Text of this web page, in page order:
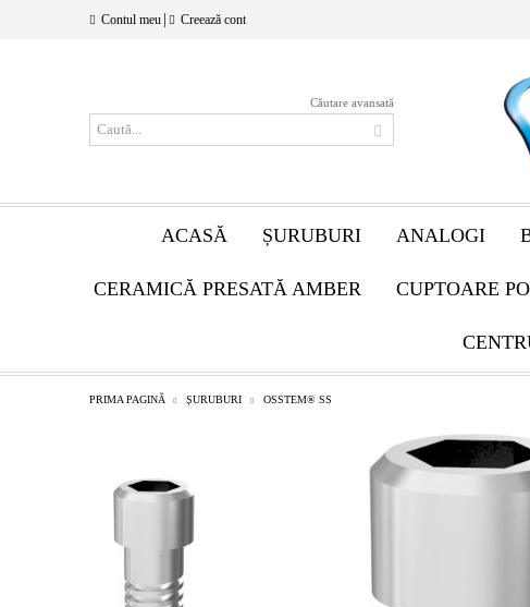
Contul meu Creează cont
Căutare avansată
ACASĂ ȘURUBURI ANALOGI
CERAMICĂ PRESATĂ AMBER CUPTOARE
PRIMA PAGINĂ ȘURUBURI OSSTEM® SS